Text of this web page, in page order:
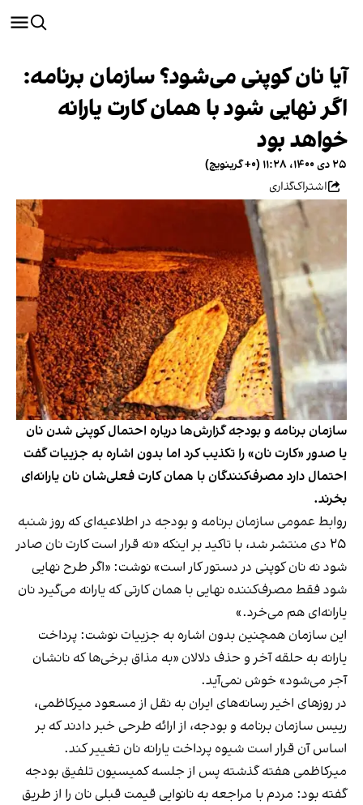
آیا نان کوپنی می‌شود؟ سازمان برنامه:
اگر نهایی شود با همان کارت یارانه
خواهد بود
۲۵ دی ۱۴۰۰، ۱۱:۲۸ (‎+۰ گرینویچ)
اشتراک‌گذاری
سازمان برنامه و بودجه گزارش‌ها درباره احتمال کوپنی شدن نان
یا صدور «کارت نان» را تکذیب کرد اما بدون اشاره به جزییات گفت
احتمال دارد مصرف‌کنندگان با همان کارت فعلی‌شان نان یارانه‌ای
بخرند.
روابط عمومی سازمان برنامه و بودجه در اطلاعیه‌ای که روز شنبه
۲۵ دی منتشر شد، با تاکید بر اینکه «نه قرار است کارت نان صادر
شود نه نان کوپنی در دستور کار است» نوشت: «اگر طرح نهایی
شود فقط مصرف‌کننده نهایی با همان کارتی که یارانه می‌گیرد نان
یارانه‌ای هم می‌خرد.»
این سازمان همچنین بدون اشاره به جزییات نوشت: پرداخت
یارانه به حلقه آخر و حذف دلالان «به مذاق برخی‌ها که نانشان
آجر می‌شود» خوش نمی‌آید.
در روزهای اخیر رسانه‌های ایران به نقل از مسعود میرکاظمی،
رییس سازمان برنامه و بودجه، از ارائه طرحی خبر دادند که بر
اساس آن قرار است شیوه پرداخت یارانه نان تغییر کند.
میرکاظمی هفته گذشته پس از جلسه کمیسیون تلفیق بودجه
گفته بود: مردم با مراجعه به نانوایی قیمت قبلی نان را از طریق